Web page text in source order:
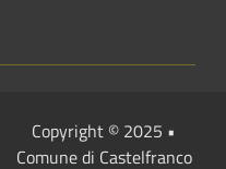
Copyright © 2025 •
Comune di Castelfranco